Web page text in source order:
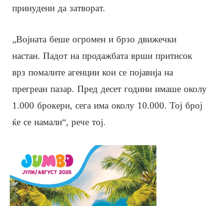
принудени да затворат.
„Војната беше огромен и брзо движечки
настан. Падот на продажбата врши притисок
врз помалите агенции кои се појавија на
прегреан пазар. Пред десет години имаше околу
1.000 брокери, сега има околу 10.000. Тој број
ќе се намали“, рече тој.